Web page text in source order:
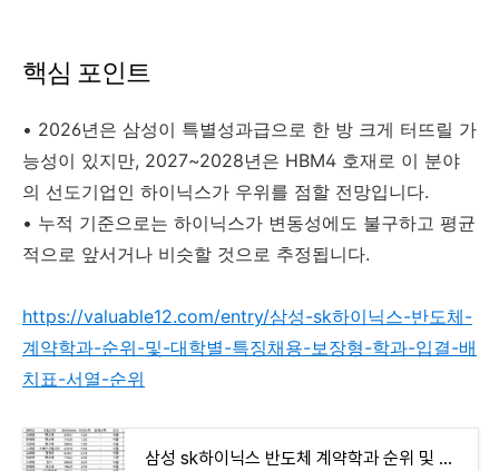
핵심 포인트
• 2026년은 삼성이 특별성과급으로 한 방 크게 터뜨릴 가
능성이 있지만, 2027~2028년은 HBM4 호재로 이 분야
의 선도기업인 하이닉스가 우위를 점할 전망입니다.
• 누적 기준으로는 하이닉스가 변동성에도 불구하고 평균
적으로 앞서거나 비슷할 것으로 추정됩니다.
https://valuable12.com/entry/삼성-sk하이닉스-반도체-
계약학과-순위-및-대학별-특징채용-보장형-학과-입결-배
치표-서열-순위
삼성 sk하이닉스 반도체 계약학과 순위 및 대학별 특징(채용 보장형 학과, 입결 배치표 서열 순위